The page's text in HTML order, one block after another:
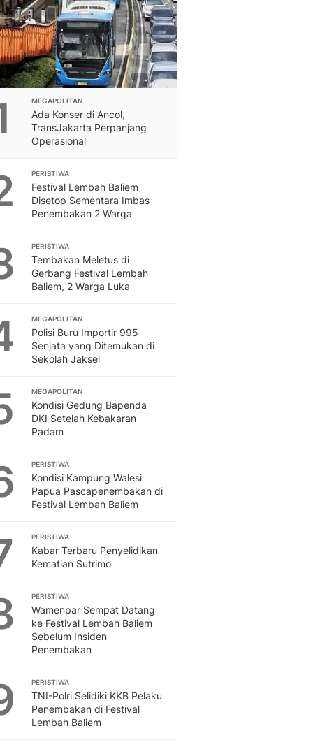
MEGAPOLITAN
Ada Konser di Ancol,
TransJakarta Perpanjang
Operasional
PERISTIWA
Festival Lembah Baliem
Disetop Sementara Imbas
Penembakan 2 Warga
PERISTIWA
Tembakan Meletus di
Gerbang Festival Lembah
Baliem, 2 Warga Luka
MEGAPOLITAN
Polisi Buru Importir 995
Senjata yang Ditemukan di
Sekolah Jaksel
MEGAPOLITAN
Kondisi Gedung Bapenda
DKI Setelah Kebakaran
Padam
PERISTIWA
Kondisi Kampung Walesi
Papua Pascapenembakan di
Festival Lembah Baliem
PERISTIWA
Kabar Terbaru Penyelidikan
Kematian Sutrimo
PERISTIWA
Wamenpar Sempat Datang
ke Festival Lembah Baliem
Sebelum Insiden
Penembakan
PERISTIWA
TNI-Polri Selidiki KKB Pelaku
Penembakan di Festival
Lembah Baliem